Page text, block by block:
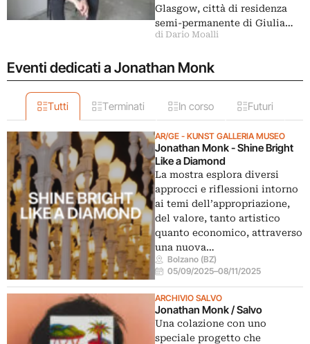
Glasgow, città di residenza
semi-permanente di Giulia…
di Dario Moalli
Eventi dedicati a Jonathan Monk
Tutti Terminati In corso Futuri
AR/GE - KUNST GALLERIA MUSEO
Jonathan Monk - Shine Bright
Like a Diamond
La mostra esplora diversi
approcci e riflessioni intorno
ai temi dell’appropriazione,
del valore, tanto artistico
quanto economico, attraverso
una nuova…
Bolzano (BZ)
05/09/2025–08/11/2025
ARCHIVIO SALVO
Jonathan Monk / Salvo
Una colazione con uno
speciale progetto che